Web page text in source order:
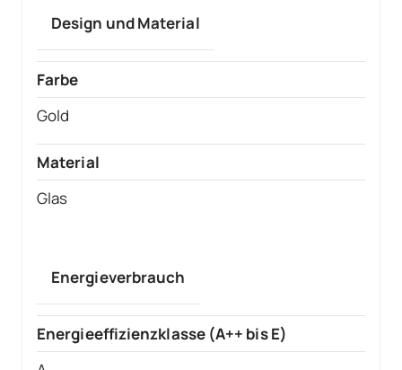
Design und Material
Farbe
Gold
Material
Glas
Energieverbrauch
Energieeffizienzklasse (A++ bis E)